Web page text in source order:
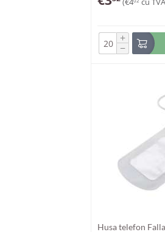
+
−
Husa telefon Falla